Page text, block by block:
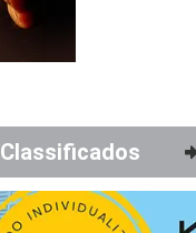
Classificados